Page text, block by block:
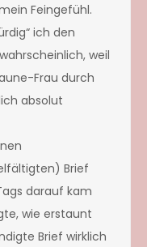
Feingefühl.
ich den
weil
Frau durch
absolut
Brief
darauf kam
wie erstaunt
Brief wirklich